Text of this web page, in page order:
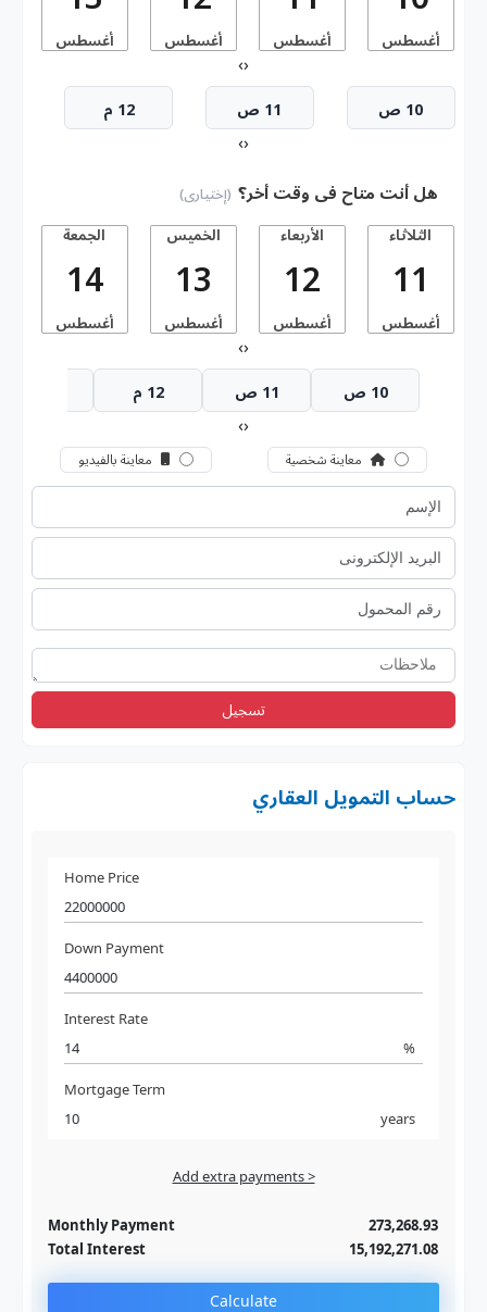
أغسطس أغسطس أغسطس أغسطس
‹
›
10 ص 11 ص 12 م
‹
›
هل أنت متاح فى وقت أخر؟ (إختيارى)
الثلاثاء
11
أغسطس
الأربعاء
12
أغسطس
الخميس
13
أغسطس
الجمعة
14
أغسطس
‹
›
10 ص 11 ص 12 م
‹
›
معاينة شخصية معاينة بالفيديو
تسجيل
حساب التمويل العقاري
Home Price
Down Payment
Interest Rate
%
Mortgage Term
years
Add extra payments >
Monthly Payment
273,268.93
Total Interest
15,192,271.08
Calculate